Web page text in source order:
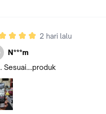
2 hari lalu
N***m
Sesuai....produk